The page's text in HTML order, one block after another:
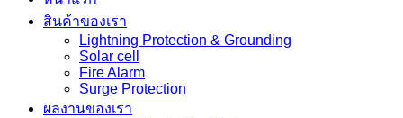
สินค้าของเรา
Lightning Protection & Grounding
Solar cell
Fire Alarm
Surge Protection
ผลงานของเรา